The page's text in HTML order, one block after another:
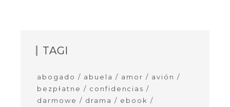
TAGI
abogado abuela amor
avión
bezpłatne
confidencias
darmowe
drama
ebook